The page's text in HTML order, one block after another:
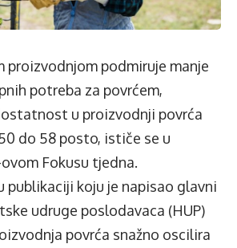
proizvodnjom podmiruje manje
potreba za povrćem,
u proizvodnji povrća
do 58 posto, ističe se u
Fokusu tjedna.
publikaciji koju je napisao glavni
udruge poslodavaca (HUP)
povrća snažno oscilira